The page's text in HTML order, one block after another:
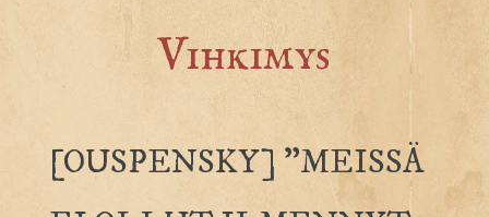
Vihkimys
[OUSPENSKY] ”MEISSÄ